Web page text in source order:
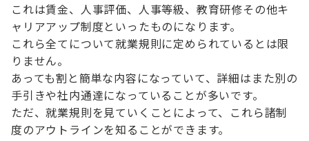
これは賃金、人事評価、人事等級、教育研修その他キ
ャリアアップ制度といったものになります。
これら全てについて就業規則に定められているとは限
りません。
あっても割と簡単な内容になっていて、詳細はまた別の
手引きや社内通達になっていることが多いです。
ただ、就業規則を見ていくことによって、これら諸制
度のアウトラインを知ることができます。